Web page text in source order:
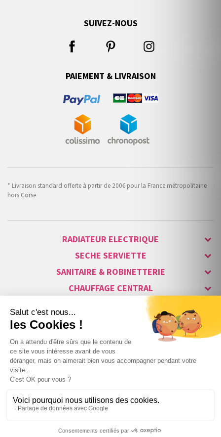
248,15 € TTC
SUIVEZ-NOUS
PAIEMENT & LIVRAISON
* Livraison standard offerte à partir de 200€ pour la France métropolitaine
hors Corse
RADIATEUR ELECTRIQUE
SECHE SERVIETTE
SANITAIRE & ROBINETTERIE
CHAUFFAGE CENTRAL
ALARME & SÉCURITÉ
MAISON CONNECTÉE
VISIOPHONE & INTERPHONE
LUMINAIRES & ECLAIRAGE